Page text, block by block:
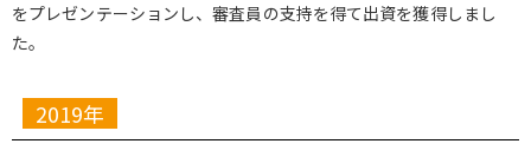
をプレゼンテーションし、審査員の支持を得て出資を獲得しまし
た。
2019年